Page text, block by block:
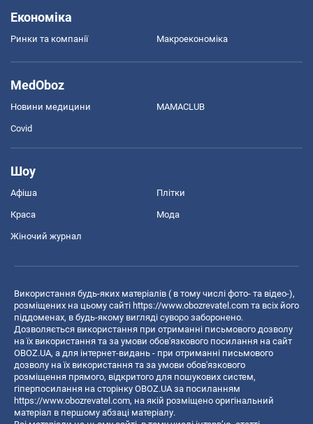
Економіка
Ринки та компанії Макроекономіка
MedOboz
Новини медицини MAMACLUB
Covid
Шоу
Афіша Плітки
Краса Мода
Жіночий журнал
Використання будь-яких матеріалів ( в тому числі фото- та відео-),
розміщених на цьому сайті https://www.obozrevatel.com та всіх його
піддоменах, в будь-якому вигляді суворо заборонено.
Дозволяється використання при отриманні письмового дозволу
на їх використання та за умови обов'язкового посилання на сайт
OBOZ.UA, а для інтернет-видань - при отриманні письмового
дозволу на їх використання та за умови обов'язкового
розміщення прямого, відкритого для пошукових систем,
гіперпосилання на сторінку OBOZ.UA за посиланням
https://www.obozrevatel.com, на якій розміщено оригінальний
матеріал в першому абзаці матеріалу.